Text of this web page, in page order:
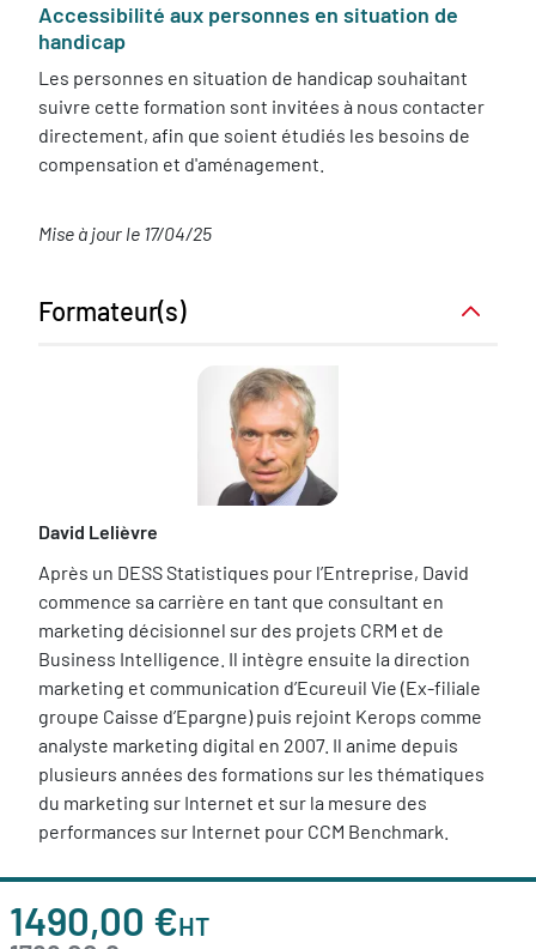
Accessibilité aux personnes en situation de
handicap
Les personnes en situation de handicap souhaitant
suivre cette formation sont invitées à nous contacter
directement, afin que soient étudiés les besoins de
compensation et d'aménagement.
Mise à jour le 17/04/25
Formateur(s)
David Lelièvre
Après un DESS Statistiques pour l’Entreprise, David
commence sa carrière en tant que consultant en
marketing décisionnel sur des projets CRM et de
Business Intelligence. Il intègre ensuite la direction
marketing et communication d’Ecureuil Vie (Ex-filiale
groupe Caisse d’Epargne) puis rejoint Kerops comme
analyste marketing digital en 2007. Il anime depuis
plusieurs années des formations sur les thématiques
du marketing sur Internet et sur la mesure des
performances sur Internet pour CCM Benchmark.
1490,00 €HT